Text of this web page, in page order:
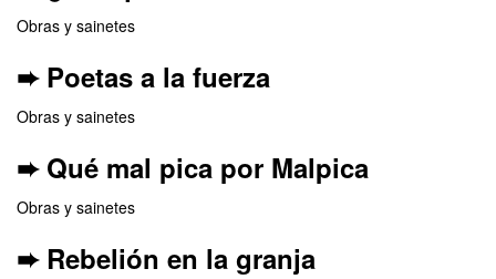
Obras y sainetes
➨ Poetas a la fuerza
Obras y sainetes
➨ Qué mal pica por Malpica
Obras y sainetes
➨ Rebelión en la granja